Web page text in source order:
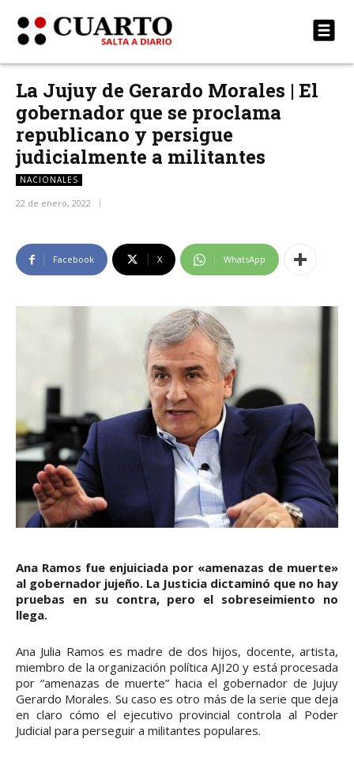
La Jujuy de Gerardo Morales | El
gobernador que se proclama
republicano y persigue
judicialmente a militantes
NACIONALES
22 de enero, 2022
Facebook X WhatsApp
Ana Ramos fue enjuiciada por «amenazas de muerte»
al gobernador jujeño. La Justicia dictaminó que no hay
pruebas en su contra, pero el sobreseimiento no
llega.
Ana Julia Ramos es madre de dos hijos, docente, artista,
miembro de la organización política AJI20 y está procesada
por “amenazas de muerte” hacia el gobernador de Jujuy
Gerardo Morales. Su caso es otro más de la serie que deja
en claro cómo el ejecutivo provincial controla al Poder
Judicial para perseguir a militantes populares.